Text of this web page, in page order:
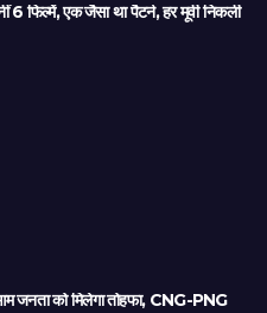
फिल्में, एक जैसा था पैटर्न, हर मूवी निकली
जनता को मिलेगा तोहफा, CNG-PNG